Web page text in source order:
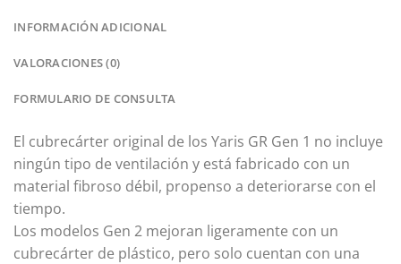
INFORMACIÓN ADICIONAL
VALORACIONES (0)
FORMULARIO DE CONSULTA
El cubrecárter original de los Yaris GR Gen 1 no incluye
ningún tipo de ventilación y está fabricado con un
material fibroso débil, propenso a deteriorarse con el
tiempo.
Los modelos Gen 2 mejoran ligeramente con un
cubrecárter de plástico, pero solo cuentan con una